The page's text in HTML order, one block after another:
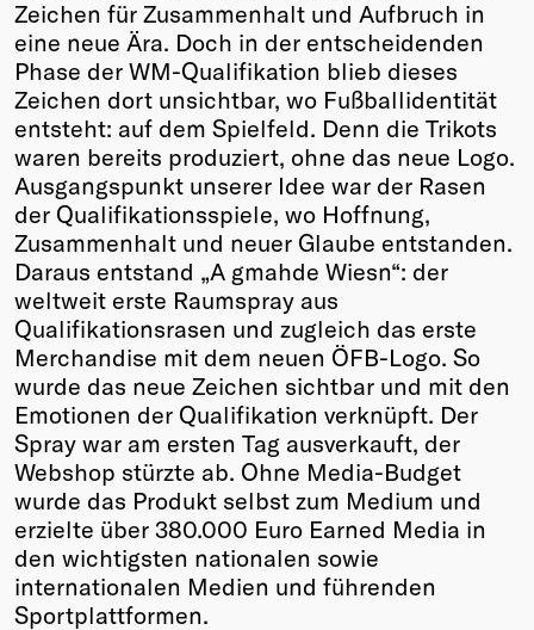
Zeichen für Zusammenhalt und Aufbruch in
eine neue Ära. Doch in der entscheidenden
Phase der WM-Qualifikation blieb dieses
Zeichen dort unsichtbar, wo Fußballidentität
entsteht: auf dem Spielfeld. Denn die Trikots
waren bereits produziert, ohne das neue Logo.
Ausgangspunkt unserer Idee war der Rasen
der Qualifikationsspiele, wo Hoffnung,
Zusammenhalt und neuer Glaube entstanden.
Daraus entstand „A gmahde Wiesn“: der
weltweit erste Raumspray aus
Qualifikationsrasen und zugleich das erste
Merchandise mit dem neuen ÖFB-Logo. So
wurde das neue Zeichen sichtbar und mit den
Emotionen der Qualifikation verknüpft. Der
Spray war am ersten Tag ausverkauft, der
Webshop stürzte ab. Ohne Media-Budget
wurde das Produkt selbst zum Medium und
erzielte über 380.000 Euro Earned Media in
den wichtigsten nationalen sowie
internationalen Medien und führenden
Sportplattformen.